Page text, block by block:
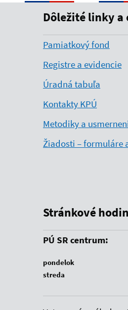
Dôležité linky a
Pamiatkový fond
Registre a evidencie
Úradná tabuľa
Kontakty KPÚ
Metodiky a
Žiadosti – formuláre
Stránkové
PÚ SR centrum:
pondelok
streda